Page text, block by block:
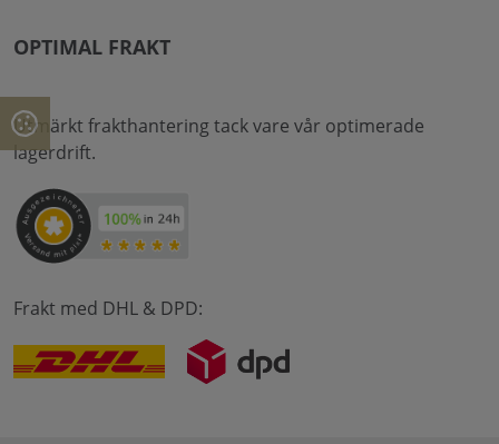
OPTIMAL FRAKT
Utmärkt frakthantering tack vare vår optimerade
lagerdrift.
Frakt med DHL & DPD: